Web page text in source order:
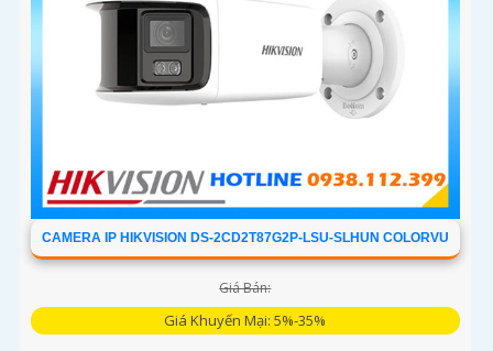
CAMERA IP HIKVISION DS-2CD2T87G2P-LSU-SLHUN COLORVU
Giá Bán:
Giá Khuyến Mại: 5%-35%